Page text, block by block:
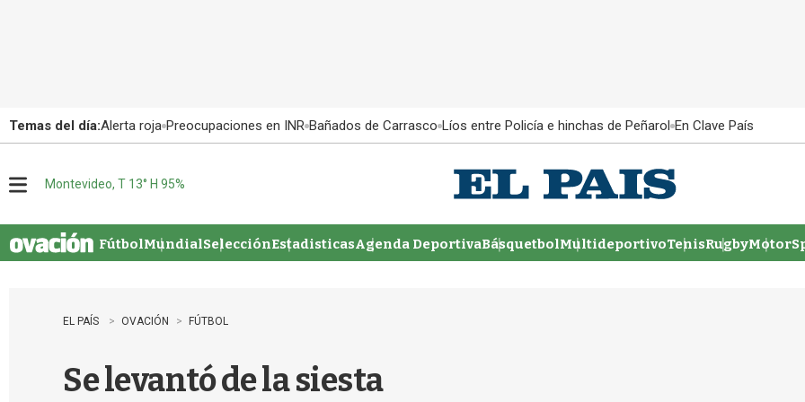
Temas del día:Alerta roja Preocupaciones en INR Bañados de Carrasco Líos entre Policía e hinchas de Peñarol En Clave País
u
Montevideo, T 13° H 95%
FútbolMundialSelecciónEstadisticasAgenda DeportivaBásquetbolMultideportivoTenisRugby
EL PAÍS OVACIÓN FÚTBOL
Se levantó de la siesta